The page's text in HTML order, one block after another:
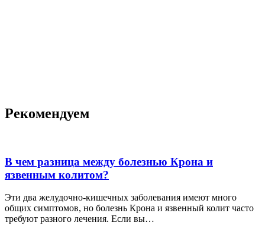
Рекомендуем
В чем разница между болезнью Крона и
язвенным колитом?
Эти два желудочно-кишечных заболевания имеют много
общих симптомов, но болезнь Крона и язвенный колит часто
требуют разного лечения. Если вы…